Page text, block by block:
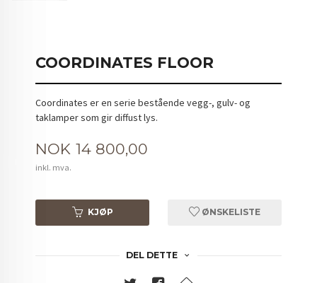
COORDINATES FLOOR
Coordinates er en serie bestående vegg-, gulv- og
taklamper som gir diffust lys.
Pris
NOK 14 800,00
inkl. mva.
KJØP ØNSKELISTE
DEL DETTE